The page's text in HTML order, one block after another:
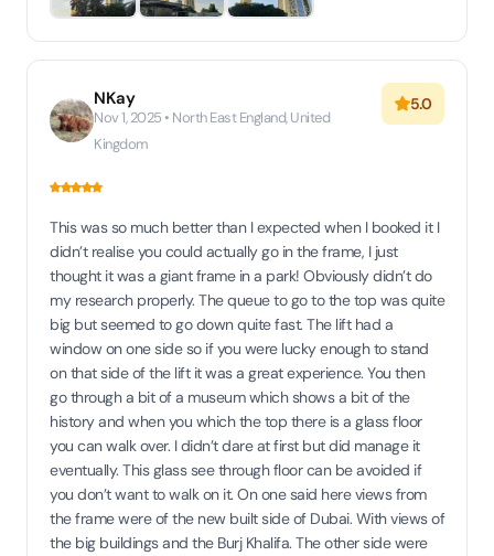
NKay
Nov 1, 2025 • North East England, United
Kingdom
5.0
This was so much better than I expected when I booked it I
didn’t realise you could actually go in the frame, I just
thought it was a giant frame in a park! Obviously didn’t do
my research properly. The queue to go to the top was quite
big but seemed to go down quite fast. The lift had a
window on one side so if you were lucky enough to stand
on that side of the lift it was a great experience. You then
go through a bit of a museum which shows a bit of the
history and when you which the top there is a glass floor
you can walk over. I didn’t dare at first but did manage it
eventually. This glass see through floor can be avoided if
you don’t want to walk on it. On one said here views from
the frame were of the new built side of Dubai. With views of
the big buildings and the Burj Khalifa. The other side were